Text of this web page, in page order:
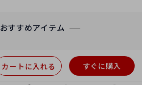
おすすめアイテム
すぐに購入
カートに入れる